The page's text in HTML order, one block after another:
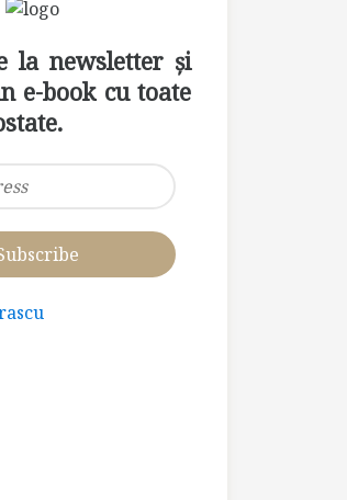
la newsletter și
e-book cu toate